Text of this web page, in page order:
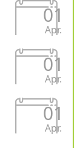
01
Apr.
01
Apr.
01
Apr.